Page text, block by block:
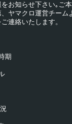
お知らせ下さい｡ご
ヤマクロ運営チーム
連絡いたします。
期